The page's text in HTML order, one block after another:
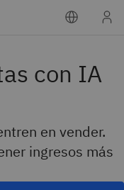
con IA
en vender.
ingresos más